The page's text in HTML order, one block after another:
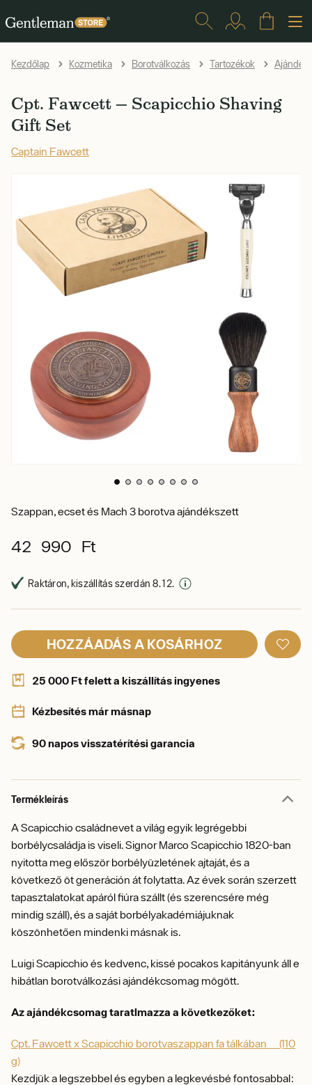
Kezdőlap Kozmetika Borotválkozás Tartozékok
Cpt. Fawcett — Scapicchio Shaving
Gift Set
Captain Fawcett
Szappan, ecset és Mach 3 borotva ajándékszett
42 990 Ft
Raktáron, kiszállítás szerdán 8. 12.
HOZZÁADÁS A KOSÁRHOZ
25 000 Ft felett a kiszállítás ingyenes
Kézbesítés már másnap
90 napos visszatérítési garancia
Termékleírás
A Scapicchio családnevet a világ egyik legrégebbi
borbélycsaládja is viseli. Signor Marco Scapicchio 1820-ban
nyitotta meg először borbélyüzletének ajtaját, és a
következő öt generáción át folytatta. Az évek során szerzett
tapasztalatokat apáról fiúra szállt (és szerencsére még
mindig száll), és a saját borbélyakadémiájuknak
köszönhetően mindenki másnak is.
Luigi Scapicchio és kedvenc, kissé pocakos kapitányunk áll e
hibátlan borotválkozási ajándékcsomag mögött.
Az ajándékcsomag taratlmazza a következőket:
Cpt. Fawcett x Scapicchio borotvaszappan fa tálkában (110
g)
Kezdjük a legszebbel és egyben a legkevésbé fontosabbal: